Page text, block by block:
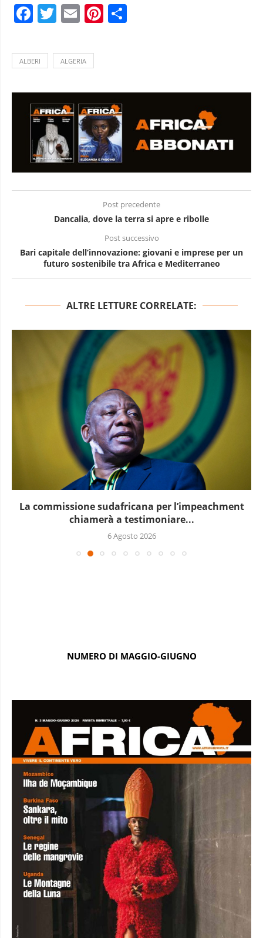
Facebook
Twitter
EmailPinterest
ALBERI ALGERIA
Post precedente
Dancalia, dove la terra si apre e ribolle
Post successivo
Bari capitale dell’innovazione: giovani e imprese per un
futuro sostenibile tra Africa e Mediterraneo
ALTRE LETTURE CORRELATE:
La commissione sudafricana per l’impeachment
chiamerà a testimoniare...
6 Agosto 2026
NUMERO DI MAGGIO-GIUGNO